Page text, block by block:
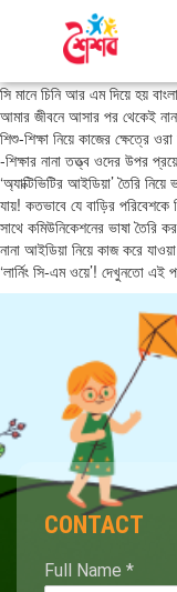
সি মানে চিনি আর এম দিয়ে হয়
আমার জীবনে আসার পর থেকেই নানা
শিশু-শিক্ষা নিয়ে কাজের ক্ষেত্রে
-শিক্ষার নানা তত্ত্ব ওদের উপর
‘অ্যাক্টিভিটির আইডিয়া’ তৈরি
যায়! কতভাবে যে বাড়ির
সাথে কমিউনিকেশনের ভাষা তৈরি
নানা আইডিয়া নিয়ে কাজ করে
‘লার্নিং সি-এম ওয়ে’! দেখুনতো
CONTACT
Full Name *